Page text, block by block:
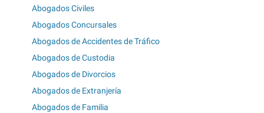
Abogados Civiles
Abogados Concursales
Abogados de Accidentes de Tráfico
Abogados de Custodia
Abogados de Divorcios
Abogados de Extranjería
Abogados de Familia